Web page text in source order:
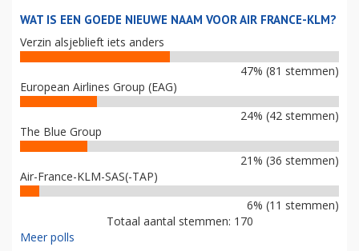
WAT IS EEN GOEDE NIEUWE NAAM VOOR AIR FRANCE-KLM?
Verzin alsjeblieft iets anders
47% (81 stemmen)
European Airlines Group (EAG)
24% (42 stemmen)
The Blue Group
21% (36 stemmen)
Air-France-KLM-SAS(-TAP)
6% (11 stemmen)
Totaal aantal stemmen: 170
Meer polls